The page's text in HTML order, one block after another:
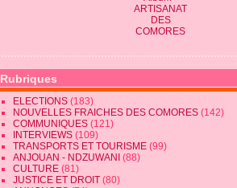
ARTISANAT
DES
COMORES
Rubriques
ELECTIONS (183)
NOUVELLES FRAICHES DES COMORES (142)
COMMUNIQUES (121)
INTERVIEWS (109)
TRANSPORTS ET TOURISME (99)
ANJOUAN - NDZUWANI (88)
CULTURE (81)
JUSTICE ET DROIT (80)